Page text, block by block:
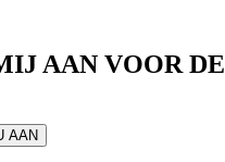
AAN VOOR
AAN